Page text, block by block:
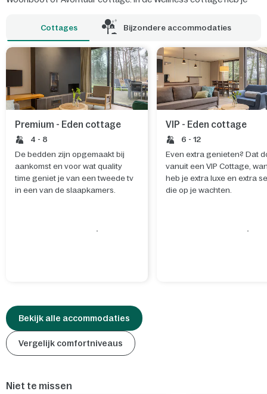
Cottages Bijzondere accommodaties
Premium - Eden cottage
4 - 8
De bedden zijn opgemaakt bij
aankomst en voor wat quality
time geniet je van een tweede tv
in een van de slaapkamers.
VIP - Eden cottage
6 - 12
Even extra genieten? Dat
vanuit een VIP Cottage,
heb je extra luxe en extra
die op je wachten.
Bekijk alle accommodaties
Vergelijk comfortniveaus
Niet te missen